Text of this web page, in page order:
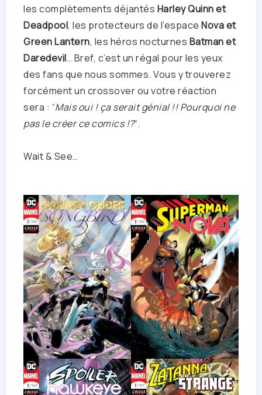
les complètements déjantés Harley Quinn et
Deadpool, les protecteurs de l’espace Nova et
Green Lantern, les héros nocturnes Batman et
Daredevil… Bref, c’est un régal pour les yeux
des fans que nous sommes. Vous y trouverez
forcément un crossover ou votre réaction
sera : “Mais oui ! ça serait génial !! Pourquoi ne
pas le créer ce comics !?“.
Wait & See…